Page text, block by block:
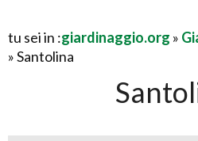
tu sei in :giardinaggio.org »
» Santolina